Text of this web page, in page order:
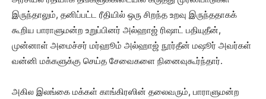
இருந்தாலும், தனிப்பட்ட ரீதியில் ஒரு சிறந்த உறவு இருந்ததாகக்
கூறிய பாராளுமன்ற உறுப்பினர் அல்ஹாஜ் ரிஷாட் பதியுதீன்,
முன்னாள் அமைச்சர் மர்ஹூம் அல்ஹாஜ் நூர்தீன் மஷூர் அவர்கள்
வன்னி மக்களுக்கு செய்த சேவைகளை நினைவுகூர்ந்தார்.
அகில இலங்கை மக்கள் காங்கிரஸின் தலைவரும், பாராளுமன்ற